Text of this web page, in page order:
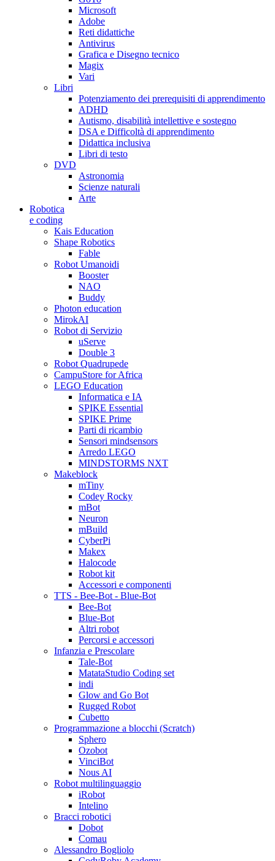
Microsoft
Adobe
Reti didattiche
Antivirus
Grafica e Disegno tecnico
Magix
Vari
Libri
Potenziamento dei prerequisiti di apprendimento
ADHD
Autismo, disabilità intellettive e sostegno
DSA e Difficoltà di apprendimento
Didattica inclusiva
Libri di testo
DVD
Astronomia
Scienze naturali
Arte
Robotica
e coding
Kais Education
Shape Robotics
Fable
Robot Umanoidi
Booster
NAO
Buddy
Photon education
MirokAI
Robot di Servizio
uServe
Double 3
Robot Quadrupede
CampuStore for Africa
LEGO Education
Informatica e IA
SPIKE Essential
SPIKE Prime
Parti di ricambio
Sensori mindsensors
Arredo LEGO
MINDSTORMS NXT
Makeblock
mTiny
Codey Rocky
mBot
Neuron
mBuild
CyberPi
Makex
Halocode
Robot kit
Accessori e componenti
TTS - Bee-Bot - Blue-Bot
Bee-Bot
Blue-Bot
Altri robot
Percorsi e accessori
Infanzia e Prescolare
Tale-Bot
MatataStudio Coding set
indi
Glow and Go Bot
Rugged Robot
Cubetto
Programmazione a blocchi (Scratch)
Sphero
Ozobot
VinciBot
Nous AI
Robot multilinguaggio
iRobot
Intelino
Bracci robotici
Dobot
Comau
Alessandro Bogliolo